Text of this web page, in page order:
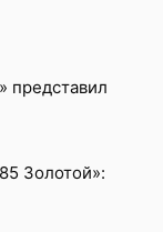
представил
Золотой»: